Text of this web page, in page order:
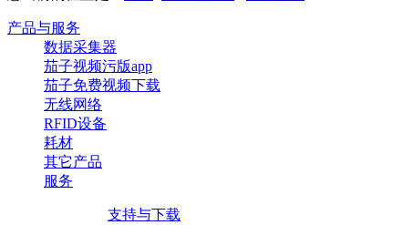
产品与服务
数据采集器
茄子视频污版app
茄子免费视频下载
无线网络
RFID设备
耗材
其它产品
服务
支持与下载